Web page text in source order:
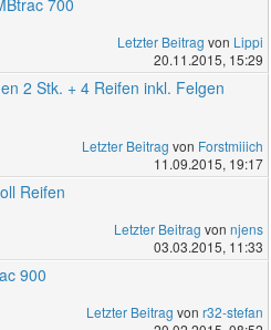
700
Letzter Beitrag von Lippi
20.11.2015, 15:29
2 Stk. + 4 Reifen inkl. Felgen
Letzter Beitrag von Forstmiiich
11.09.2015, 19:17
Reifen
Letzter Beitrag von njens
03.03.2015, 11:33
900
Letzter Beitrag von r32-stefan